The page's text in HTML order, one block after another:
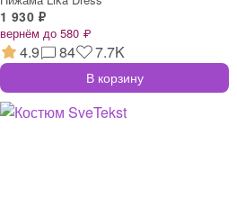
1 930 ₽
вернём до 580 ₽
4.9 84 7.7K
В корзину